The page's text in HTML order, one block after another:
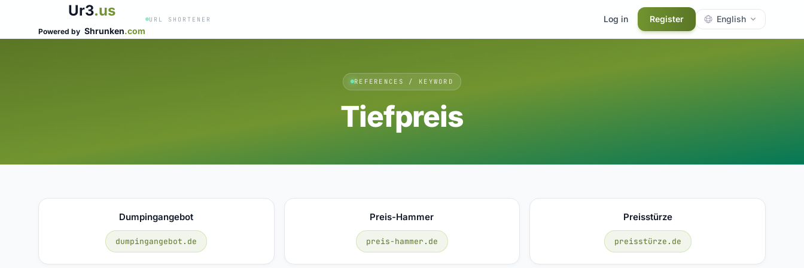
Ur3.us
Powered by Shrunken.com
URL SHORTENER Log in Register English
REFERENCES / KEYWORD
Tiefpreis
Dumpingangebot
dumpingangebot.de
Preis-Hammer
preis-hammer.de
Preisstürze
preisstürze.de